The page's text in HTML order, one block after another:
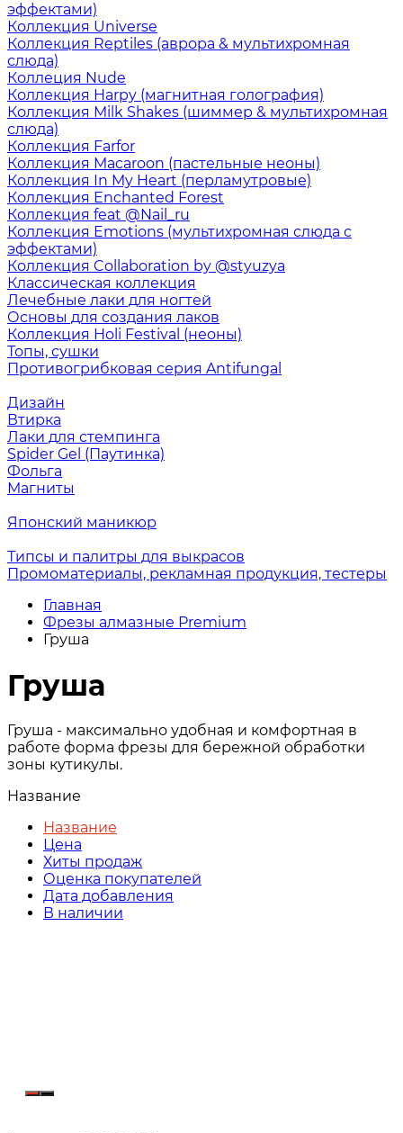
эффектами)
Коллекция Universe
Коллекция Reptiles (аврора & мультихромная
слюда)
Коллеция Nude
Коллекция Harpy (магнитная голография)
Коллекция Milk Shakes (шиммер & мультихромная
слюда)
Коллекция Farfor
Коллекция Macaroon (пастельные неоны)
Коллекция In My Heart (перламутровые)
Коллекция Enchanted Forest
Коллекция feat @Nail_ru
Коллекция Emotions (мультихромная слюда с
эффектами)
Коллекция Collaboration by @styuzya
Классическая коллекция
Лечебные лаки для ногтей
Основы для создания лаков
Коллекция Holi Festival (неоны)
Топы, сушки
Противогрибковая серия Antifungal
Дизайн
Втирка
Лаки для стемпинга
Spider Gel (Паутинка)
Фольга
Магниты
Японский маникюр
Типсы и палитры для выкрасов
Промоматериалы, рекламная продукция, тестеры
Главная
Фрезы алмазные Premium
Груша
Груша
Груша - максимально удобная и комфортная в
работе форма фрезы для бережной обработки
зоны кутикулы.
Название
Название
Цена
Хиты продаж
Оценка покупателей
Дата добавления
В наличии